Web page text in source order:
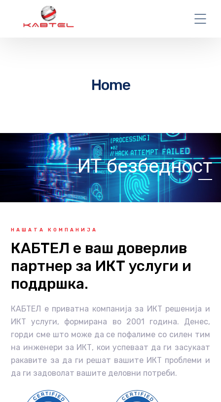
Home
ИТ безбедност
НАШАТА КОМПАНИЈА
КАБТЕЛ е ваш доверлив
партнер за ИКТ услуги и
поддршка.
КАБТЕЛ е приватна компанија за ИКТ решенија и
ИКТ услуги, формирана во 2001 година. Денес,
горди сме што може да се пофалиме со силен тим
на инженери за ИКТ, кои успеваат да ги засукаат
ракавите за да ги решат вашите ИКТ проблеми и
да ги задоволат вашите деловни потреби.